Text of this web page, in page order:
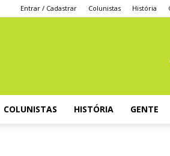
Entrar / Cadastrar Colunistas História
COLUNISTAS HISTÓRIA GENTE